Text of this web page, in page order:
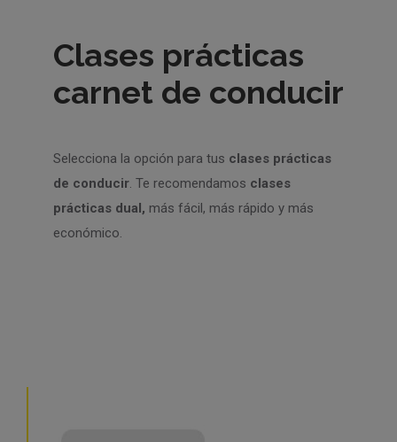
Clases prácticas
carnet de conducir
Selecciona la opción para tus clases prácticas
de conducir. Te recomendamos clases
prácticas dual, más fácil, más rápido y más
económico.